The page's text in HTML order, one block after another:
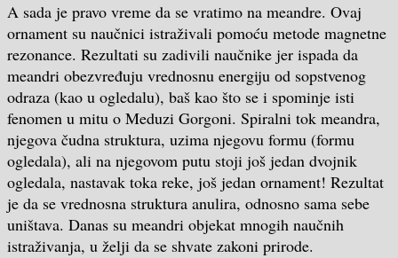
A sada je pravo vreme da se vratimo na meandre. Ovaj
ornament su naučnici istraživali pomoću metode magnetne
rezonance. Rezultati su zadivili naučnike jer ispada da
meandri obezvređuju vrednosnu energiju оd sopstvenog
odraza (kao u ogledalu), baš kao što se i spominje isti
fenomen u mitu o Meduzi Gorgoni. Spiralni tok meandra,
njegova čudna struktura, uzima njegovu formu (formu
ogledala), ali na njegovom putu stoji još jedan dvojnik
ogledala, nastavak toka reke, još jedan ornament! Rezultat
je da se vrednosna struktura anulira, odnosno sama sebe
uništava. Danas su meandri objekat mnogih naučnih
istraživanja, u želji da se shvate zakoni prirode.